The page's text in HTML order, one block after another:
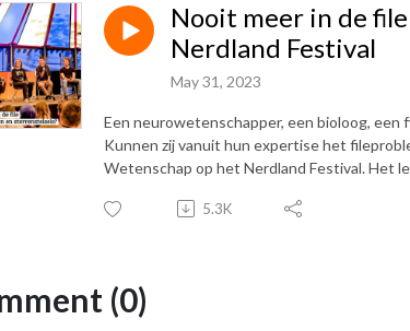
Nooit meer in de
Nerdland Festival
May 31, 2023
Een neurowetenschapper, een bioloog,
Kunnen zij vanuit hun expertise het
Wetenschap op het Nerdland Festival. Het
5.3K
(0)